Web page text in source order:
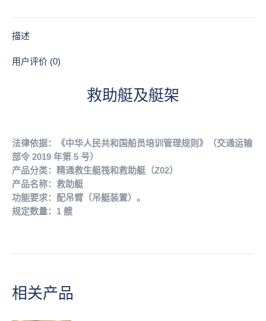
描述
用户评价 (0)
救助艇及艇架
法律依据：《中华人民共和国船员培训管理规则》（交通运输
部令 2019 年第 5 号）
产品分类：精通救生艇筏和救助艇（Z02）
产品名称：救助艇
功能要求：配吊臂（吊艇装置）。
规定数量：1 艘
相关产品